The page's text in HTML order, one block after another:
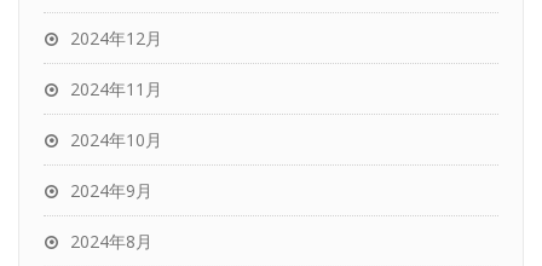
2024年12月
2024年11月
2024年10月
2024年9月
2024年8月